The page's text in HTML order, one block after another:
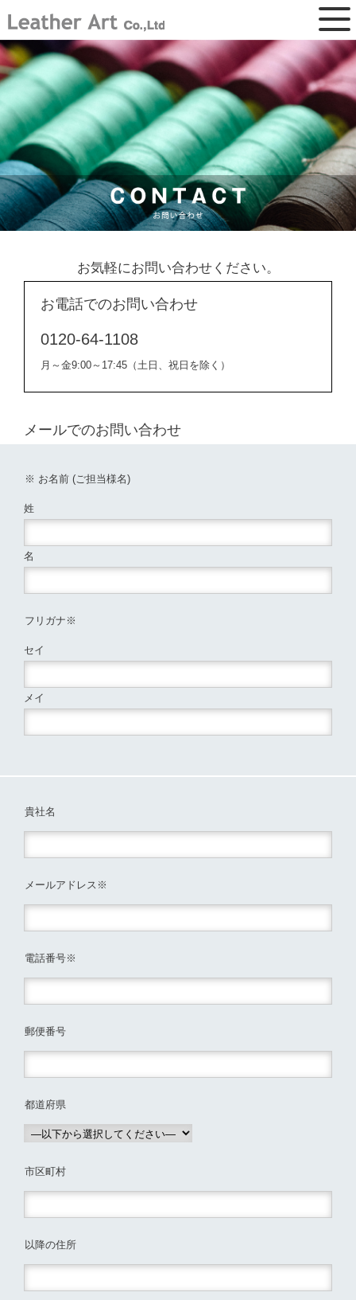
お気軽にお問い合わせください。
お電話でのお問い合わせ
0120-64-1108
月～金9:00～17:45（土日、祝日を除く）
メールでのお問い合わせ
※ お名前 (ご担当様名)
姓
名
フリガナ ※
セイ
メイ
貴社名
メールアドレス ※
電話番号※
郵便番号
都道府県
市区町村
以降の住所